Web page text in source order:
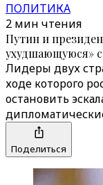
ПОЛИТИКА
2 мин чтения
Путин и
ухудшающуюся»
Лидеры двух
ходе которого
остановить
Поделиться